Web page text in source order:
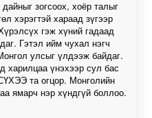
зогсоох, хоёр талыг
хэрэгтэй хараад зүгээр
гэж хүний гадаад
Гэтэл ийм чухал нэгч
улсыг үлдээж байдаг.
харилцаа үнэхээр сул бас
та огцор. Монголийн
ямарч нэр хүндгүй боллоо.